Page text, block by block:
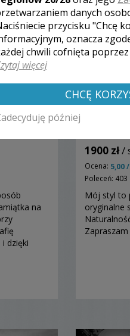
na
dzięki
1900 zł/
Ocena: 5,00
Poleceń: 403
Mój styl to
oryginalne
danych
przycisku "Chcę
oznacza
chwili cofnięta
więcej
CHCĘ
później